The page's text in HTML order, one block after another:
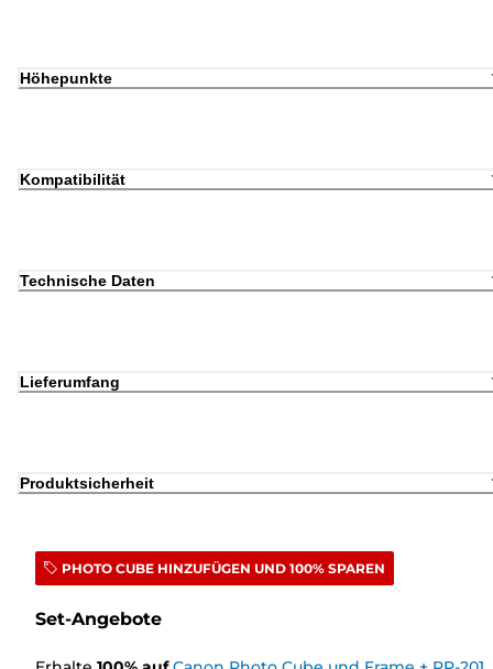
Höhepunkte
Kompatibilität
Technische Daten
Lieferumfang
Produktsicherheit
PHOTO CUBE HINZUFÜGEN UND 100% SPAREN
Set-Angebote